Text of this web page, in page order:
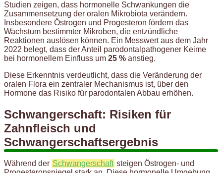
Studien zeigen, dass hormonelle Schwankungen die
Zusammensetzung der oralen Mikrobiota verändern.
Insbesondere Östrogen und Progesteron fördern das
Wachstum bestimmter Mikroben, die entzündliche
Reaktionen auslösen können. Ein Messwert aus dem Jahr
2022 belegt, dass der Anteil parodontalpathogener Keime
bei hormonellem Einfluss um 25 % anstieg.
Diese Erkenntnis verdeutlicht, dass die Veränderung der
oralen Flora ein zentraler Mechanismus ist, über den
Hormone das Risiko für parodontalen Abbau erhöhen.
Schwangerschaft: Risiken für
Zahnfleisch und
Schwangerschaftsergebnis
Während der Schwangerschaft steigen Östrogen- und